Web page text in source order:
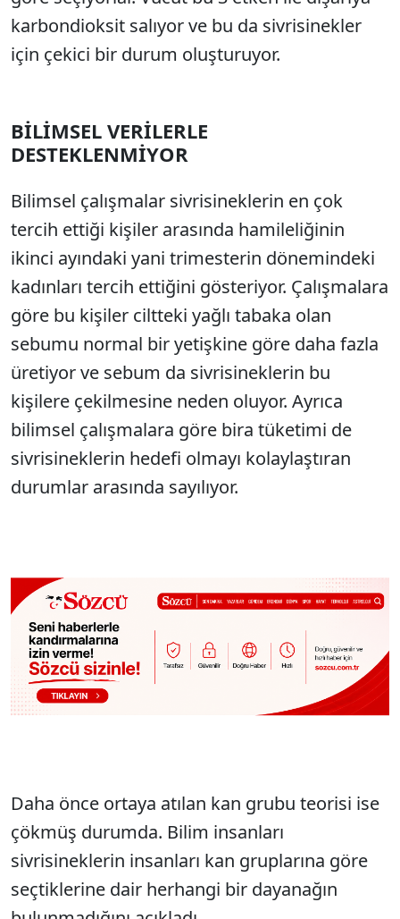
karbondioksit salıyor ve bu da sivrisinekler
için çekici bir durum oluşturuyor.
BİLİMSEL VERİLERLE
DESTEKLENMİYOR
Bilimsel çalışmalar sivrisineklerin en çok
tercih ettiği kişiler arasında hamileliğinin
ikinci ayındaki yani trimesterin dönemindeki
kadınları tercih ettiğini gösteriyor. Çalışmalara
göre bu kişiler ciltteki yağlı tabaka olan
sebumu normal bir yetişkine göre daha fazla
üretiyor ve sebum da sivrisineklerin bu
kişilere çekilmesine neden oluyor. Ayrıca
bilimsel çalışmalara göre bira tüketimi de
sivrisineklerin hedefi olmayı kolaylaştıran
durumlar arasında sayılıyor.
Daha önce ortaya atılan kan grubu teorisi ise
çökmüş durumda. Bilim insanları
sivrisineklerin insanları kan gruplarına göre
seçtiklerine dair herhangi bir dayanağın